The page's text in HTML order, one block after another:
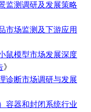
监测调研及发展策略
市场监测及下游应用
鼠模型市场发展深度
》
诊断市场调研与发展
容器和封闭系统行业